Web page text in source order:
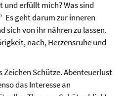
und erfüllt mich? Was sind
Es geht darum zur inneren
sich von ihr nähren zu lassen.
nach, Herzensruhe und
Zeichen Schütze. Abenteuerlust
das Interesse an